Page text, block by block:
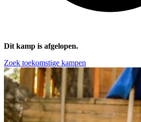
Dit kamp is afgelopen.
Zoek toekomstige kampen